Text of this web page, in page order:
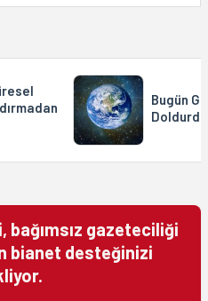
Bugün
bağımsız gazeteciliği
bianet desteğinizi